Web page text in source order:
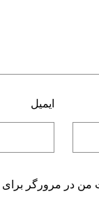
ایمیل
من در مرورگر